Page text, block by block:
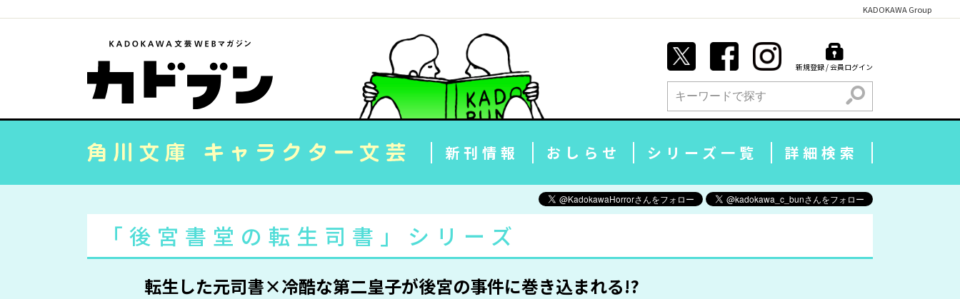
KADOKAWA Group
新規登録 / 会員ログイン
検索
新刊情報 おしらせ シリーズ一覧 詳細検索
「後宮書堂の転生司書」シリーズ
転生した元司書×冷酷な第二皇子が後宮の事件に巻き込まれる!?